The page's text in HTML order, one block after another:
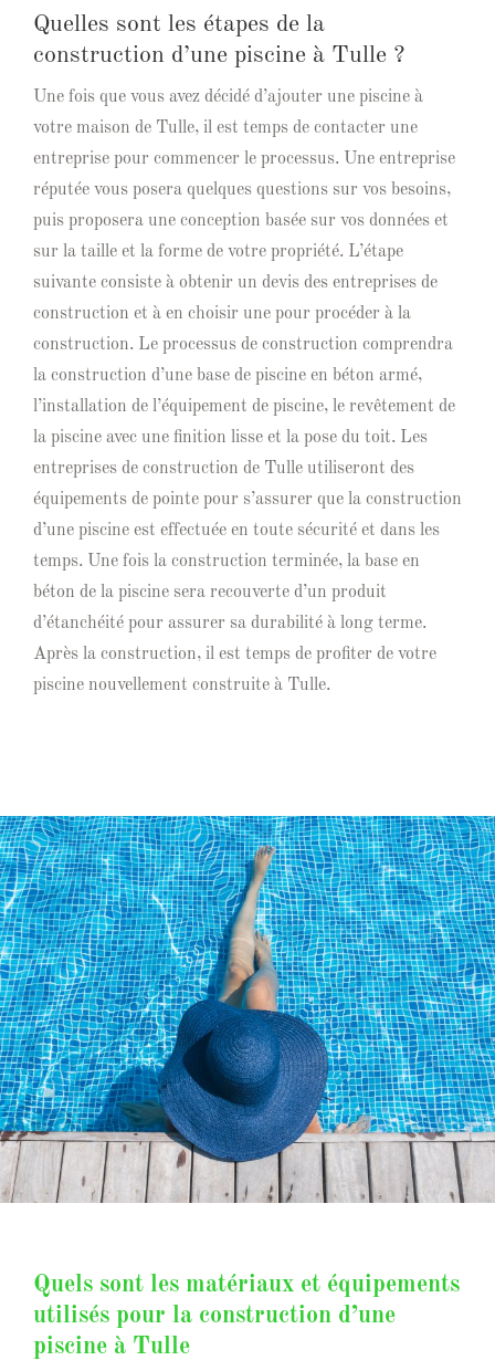
Quelles sont les étapes de la
construction d’une piscine à Tulle ?
Une fois que vous avez décidé d’ajouter une piscine à
votre maison de Tulle, il est temps de contacter une
entreprise pour commencer le processus. Une entreprise
réputée vous posera quelques questions sur vos besoins,
puis proposera une conception basée sur vos données et
sur la taille et la forme de votre propriété. L’étape
suivante consiste à obtenir un devis des entreprises de
construction et à en choisir une pour procéder à la
construction. Le processus de construction comprendra
la construction d’une base de piscine en béton armé,
l’installation de l’équipement de piscine, le revêtement de
la piscine avec une finition lisse et la pose du toit. Les
entreprises de construction de Tulle utiliseront des
équipements de pointe pour s’assurer que la construction
d’une piscine est effectuée en toute sécurité et dans les
temps. Une fois la construction terminée, la base en
béton de la piscine sera recouverte d’un produit
d’étanchéité pour assurer sa durabilité à long terme.
Après la construction, il est temps de profiter de votre
piscine nouvellement construite à Tulle.
Quels sont les matériaux et équipements
utilisés pour la construction d’une
piscine à Tulle